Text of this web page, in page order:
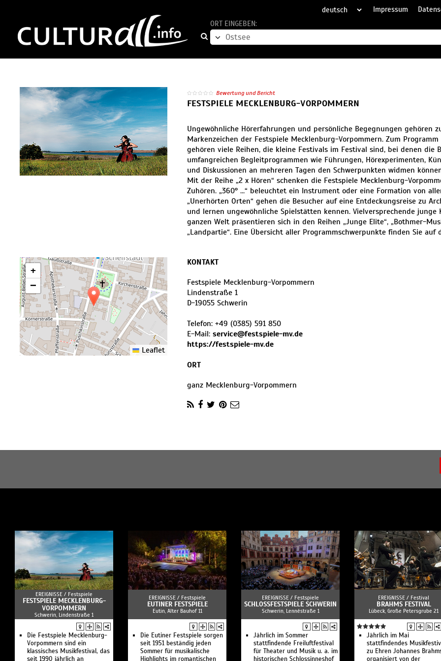
Impressum
ORT EINGEBEN:
Bewertung und Bericht
FESTSPIELE MECKLENBURG-VORPOMMERN
Ungewöhnliche Hörerfahrungen und persönliche Begegnungen gehören
Markenzeichen der Festspiele Mecklenburg-Vorpommern. Zum Programm
gehören viele Reihen, die kleine Festivals im Festival sind, bei denen die
umfangreichen Begleitprogrammen wie Führungen, Hörexperimenten,
und Diskussionen an mehreren Tagen den Schwerpunkten widmen
Mit der Reihe „2 x Hören“ schenken die Festspiele Mecklenburg-
Zuhören. „360° …“ beleuchtet ein Instrument oder eine Formation von
„Unerhörten Orten“ gehen die Besucher auf eine Entdeckungsreise zu
und lernen ungewöhnliche Spielstätten kennen. Vielversprechende junge
ganzen Welt präsentieren sich in den Reihen „Junge Elite“, „Bothmer-
„Landpartie“. Eine Übersicht aller Programmschwerpunkte finden Sie auf
+
−
Leaflet
KONTAKT
Festspiele Mecklenburg-Vorpommern
Lindenstraße 1
D-19055 Schwerin
Telefon: +49 (0385) 591 850
E-Mail: service@festspiele-mv.de
https://festspiele-mv.de
ORT
ganz Mecklenburg-Vorpommern
EREIGNISSE / Festspiele
FESTSPIELE MECKLENBURG-
VORPOMMERN
Schwerin, Lindenstraße 1
Die Festspiele Mecklenburg-
Vorpommern sind ein
klassisches Musikfestival, das
seit 1990 jährlich an
EREIGNISSE / Festspiele
EUTINER FESTSPIELE
Eutin, Alter Bauhof 11
Die Eutiner Festspiele sorgen
seit 1951 beständig jeden
Sommer für musikalische
Highlights im romantischen
EREIGNISSE / Festspiele
SCHLOSSFESTSPIELE SCHWERIN
Schwerin, Lennéstraße 1
Jährlich im Sommer
stattfindende Freiluftfestival
für Theater und Musik u. a. im
historischen Schlossinneshof
EREIGNISSE / Festival
BRAHMS FESTIVAL
Lübeck, Große Petersgrube 21
Jährlich im Mai
stattfindendes
zu Ehren Johannes
organisiert von der